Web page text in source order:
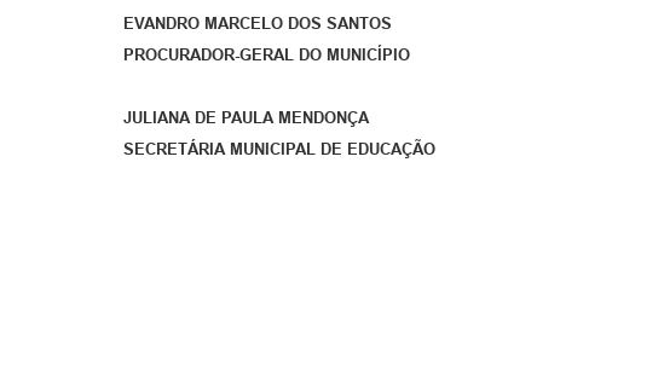
EVANDRO MARCELO DOS SANTOS
PROCURADOR-GERAL DO MUNICÍPIO
JULIANA DE PAULA MENDONÇA
SECRETÁRIA MUNICIPAL DE EDUCAÇÃO